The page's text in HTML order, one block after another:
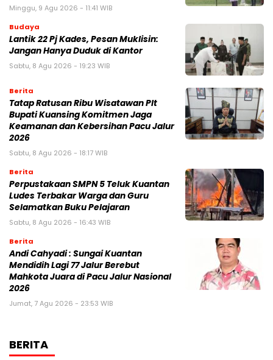
Minggu, 9 Agu 2026 - 11:41 WIB
Budaya
Lantik 22 Pj Kades, Pesan Muklisin:
Jangan Hanya Duduk di Kantor
Sabtu, 8 Agu 2026 - 19:23 WIB
Berita
Tatap Ratusan Ribu Wisatawan Plt
Bupati Kuansing Komitmen Jaga
Keamanan dan Kebersihan Pacu Jalur
2026
Sabtu, 8 Agu 2026 - 18:17 WIB
Berita
Perpustakaan SMPN 5 Teluk Kuantan
Ludes Terbakar Warga dan Guru
Selamatkan Buku Pelajaran
Sabtu, 8 Agu 2026 - 16:43 WIB
Berita
Andi Cahyadi : Sungai Kuantan
Mendidih Lagi 77 Jalur Berebut
Mahkota Juara di Pacu Jalur Nasional
2026
Jumat, 7 Agu 2026 - 23:53 WIB
BERITA